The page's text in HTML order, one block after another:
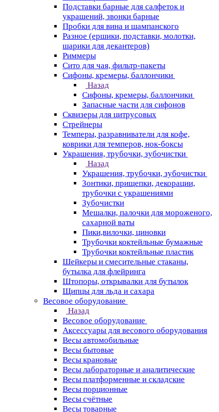
Подставки барные для салфеток и
украшений, звонки барные
Пробки для вина и шампанского
Разное (ершики, подставки, молотки,
шарики для декантеров)
Риммеры
Сито для чая, фильтр-пакеты
Сифоны, кремеры, баллончики
Назад
Сифоны, кремеры, баллончики
Запасные части для сифонов
Сквизеры для цитрусовых
Стрейнеры
Темперы, разравниватели для кофе,
коврики для темперов, нок-боксы
Украшения, трубочки, зубочистки
Назад
Украшения, трубочки, зубочистки
Зонтики, прищепки, декорации,
трубочки с украшениями
Зубочистки
Мешалки, палочки для мороженого,
сахарной ваты
Пики,вилочки, циновки
Трубочки коктейльные бумажные
Трубочки коктейльные пластик
Шейкеры и смесительные стаканы,
бутылка для флейринга
Штопоры, открывалки для бутылок
Щипцы для льда и сахара
Весовое оборудование
Назад
Весовое оборудование
Аксессуары для весового оборудования
Весы автомобильные
Весы бытовые
Весы крановые
Весы лабораторные и аналитические
Весы платформенные и складские
Весы порционные
Весы счётные
Весы товарные